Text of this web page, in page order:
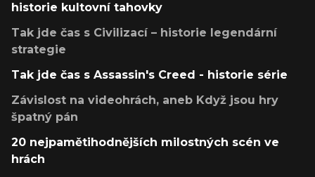
historie kultovní tahovky
Tak jde čas s Civilizací – historie legendární
strategie
Tak jde čas s Assassin's Creed - historie série
Závislost na videohrách, aneb Když jsou hry
špatný pán
20 nejpamětihodnějších milostných scén ve
hrách